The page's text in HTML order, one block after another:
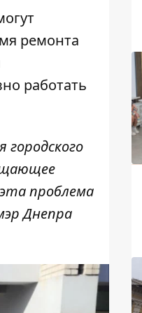
ремонта
работать
проблема
Днепра